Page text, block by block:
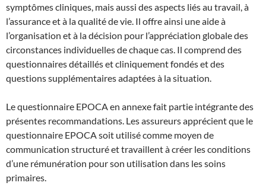
symptômes cliniques, mais aussi des aspects liés au travail, à
l’assurance et à la qualité de vie. Il offre ainsi une aide à
l’organisation et à la décision pour l’appréciation globale des
circonstances individuelles de chaque cas. Il comprend des
questionnaires détaillés et cliniquement fondés et des
questions supplémentaires adaptées à la situation.
Le questionnaire EPOCA en annexe fait partie intégrante des
présentes recommandations. Les assureurs apprécient que le
questionnaire EPOCA soit utilisé comme moyen de
communication structuré et travaillent à créer les conditions
d’une rémunération pour son utilisation dans les soins
primaires.